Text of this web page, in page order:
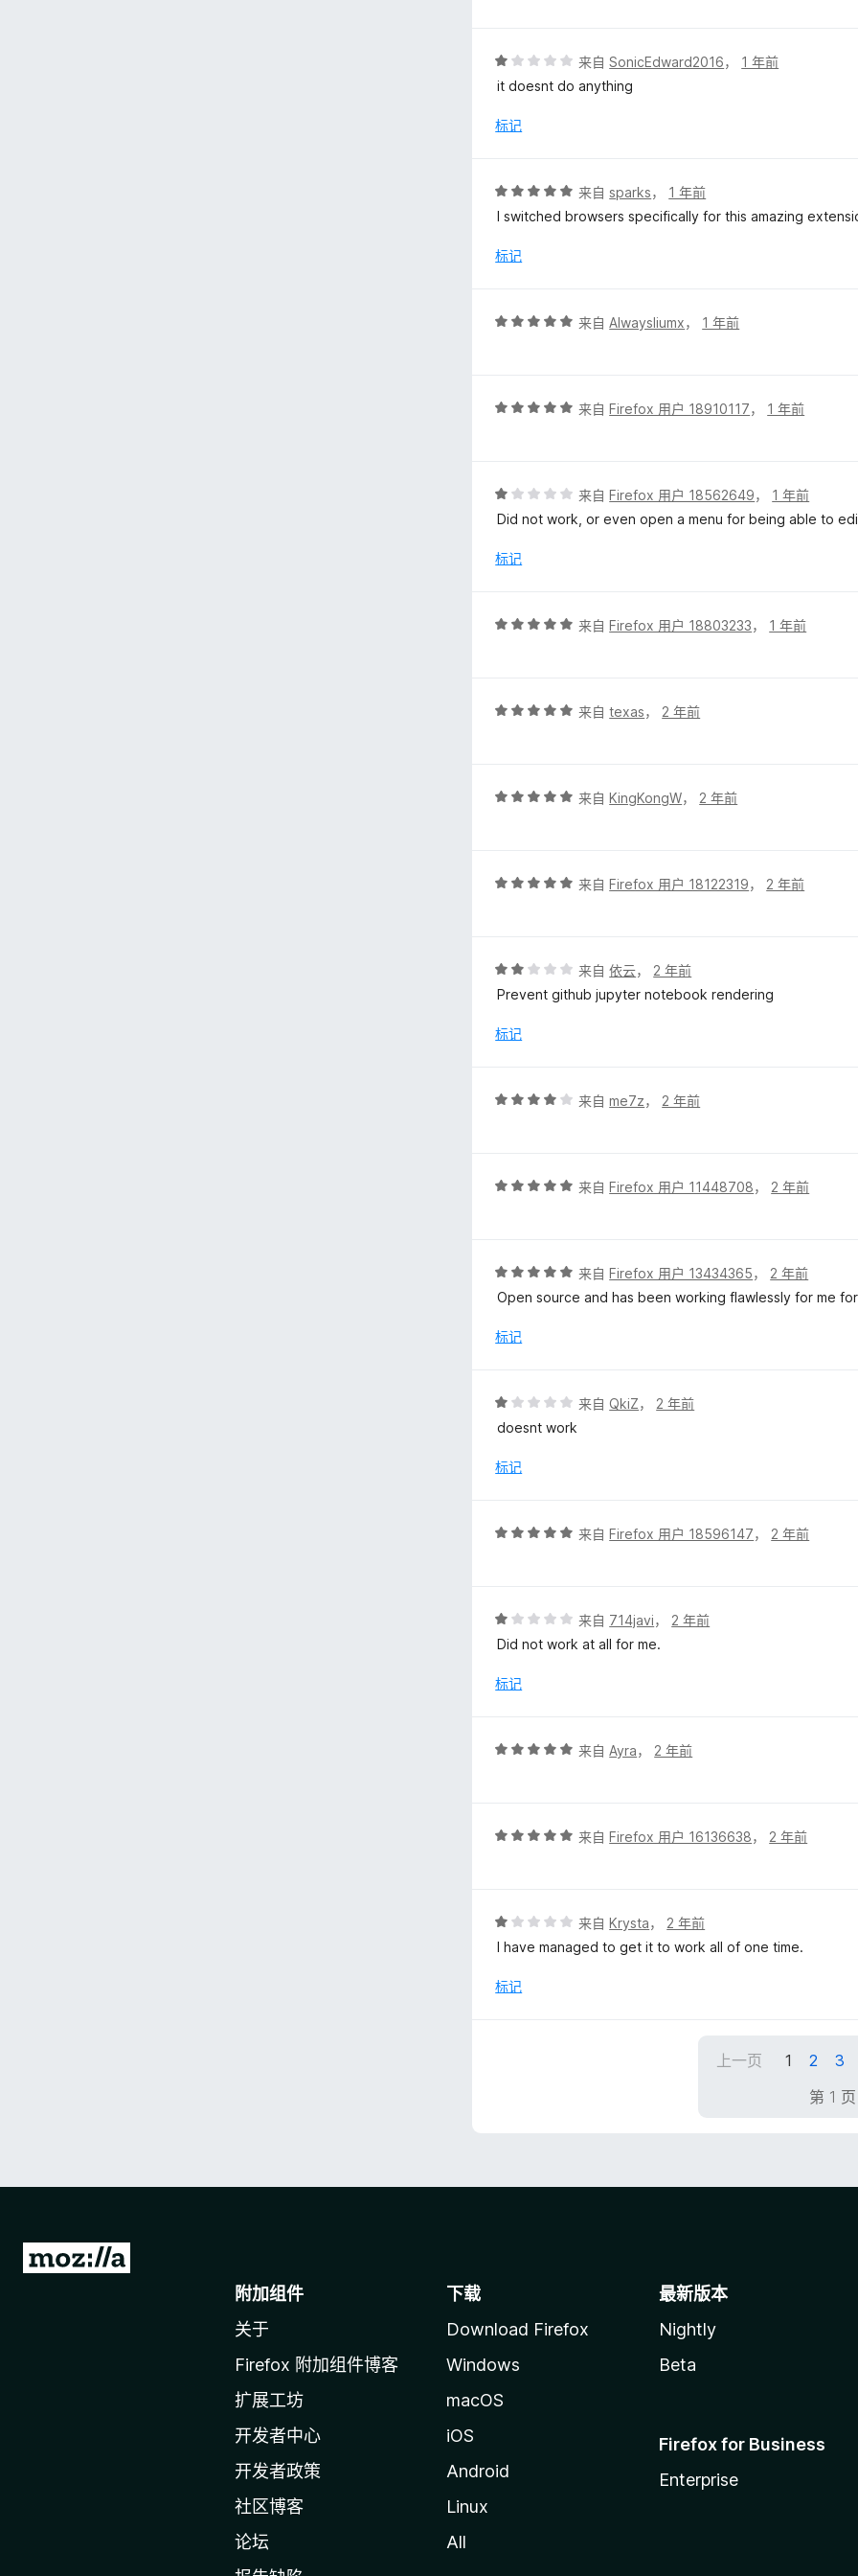
5
评
分
/
来自SonicEdward2016， 1 年前
it doesnt do anything
标记
评
分
/
来自sparks， 1 年前
I switched browsers specifically for this amazing
标记
评
5
来自Alwaysliumx， 1 年前
评
5
来自Firefox 用户 18910117， 1 年前
评
分
/
来自Firefox 用户 18562649， 1 年前
Did not work, or even open a menu for being able to
标记
评
5
来自Firefox 用户 18803233， 1 年前
评
5
来自texas， 2 年前
评
5
来自KingKongW， 2 年前
评
5
来自Firefox 用户 18122319， 2 年前
评
分
/
来自依云， 2 年前
Prevent github jupyter notebook rendering
标记
评
5
来自me7z， 2 年前
评
5
来自Firefox 用户 11448708， 2 年前
评
分
/
来自Firefox 用户 13434365， 2 年前
Open source and has been working flawlessly for me
标记
评
分
/
来自 QkiZ， 2 年前
doesnt work
标记
评
5
来自Firefox 用户 18596147， 2 年前
评
分
/
来自 714javi， 2 年前
Did not work at all for me.
标记
评
5
来自Ayra， 2 年前
评
5
来自Firefox 用户 16136638， 2 年前
评
分
/
来自Krysta， 2 年前
I have managed to get it to work all of one time.
标记
上一页 1 2
3
第 1
转
附加组件
关于
Firefox 附加组件博客
扩展工坊
开发者中心
开发者政策
社区博客
论坛
下载
Download Firefox
Windows
macOS
iOS
Android
Linux
All
最新版本
Nightly
Beta
Firefox for Business
Enterprise